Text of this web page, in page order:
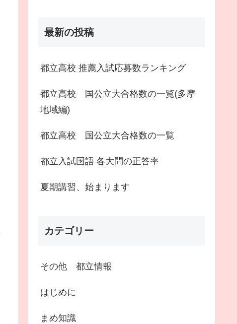
最新の投稿
都立高校 推薦入試応募数ランキング
都立高校 国公立大合格数の一覧(多摩
地域編)
都立高校 国公立大合格数の一覧
都立入試国語 各大問の正答率
夏期講習、始まります
カテゴリー
その他 都立情報
はじめに
まめ知識